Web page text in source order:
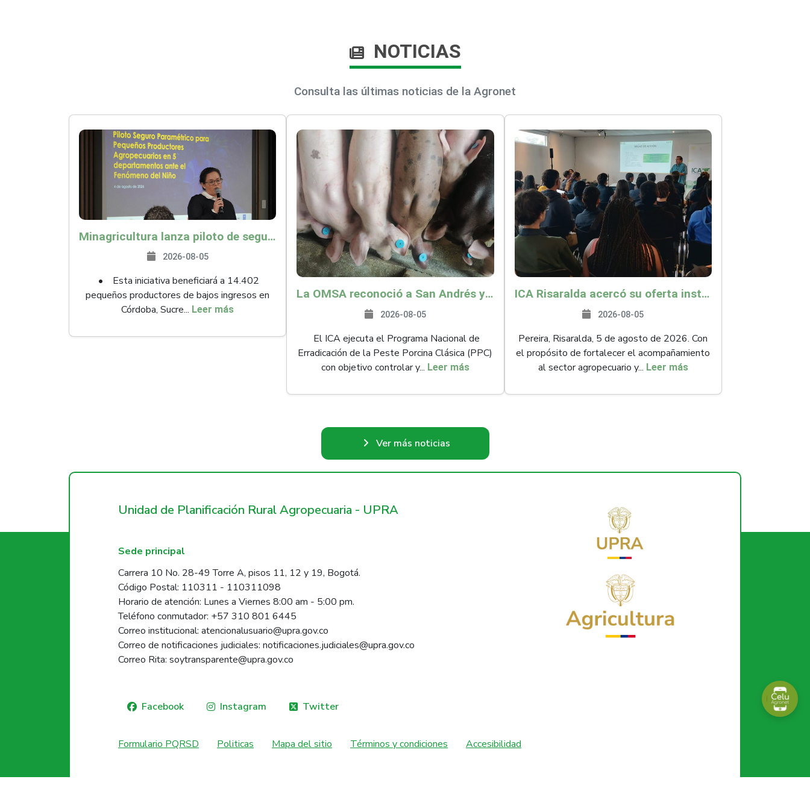
NOTICIAS
Consulta las últimas noticias de la Agronet
Minagricultura lanza piloto de seguro agropecuario por $9.625 millones para proteger a más de 14.000 pequeños productores contra riesgos del Fenómeno de El Niño
2026-08-05
• Esta iniciativa beneficiará a 14.402
pequeños productores de bajos ingresos en
Córdoba, Sucre... Leer más
La OMSA reconoció a San Andrés y Providencia como zona libre de Peste Porcina Clásica (PPC)
2026-08-05
El ICA ejecuta el Programa Nacional de
Erradicación de la Peste Porcina Clásica (PPC)
con objetivo controlar y... Leer más
ICA Risaralda acercó su oferta institucional a productores y emprendedores en Expocamello
2026-08-05
Pereira, Risaralda, 5 de agosto de 2026. Con
el propósito de fortalecer el acompañamiento
al sector agropecuario y... Leer más
Ver más noticias
Unidad de Planificación Rural Agropecuaria - UPRA
Sede principal
Carrera 10 No. 28-49 Torre A, pisos 11, 12 y 19, Bogotá.
Código Postal: 110311 - 110311098
Horario de atención: Lunes a Viernes 8:00 am - 5:00 pm.
Teléfono conmutador: +57 310 801 6445
Correo institucional: atencionalusuario@upra.gov.co
Correo de notificaciones judiciales: notificaciones.judiciales@upra.gov.co
Correo Rita: soytransparente@upra.gov.co
Facebook Instagram Twitter
Formulario PQRSD Politicas Mapa del sitio Términos y condiciones Accesibilidad